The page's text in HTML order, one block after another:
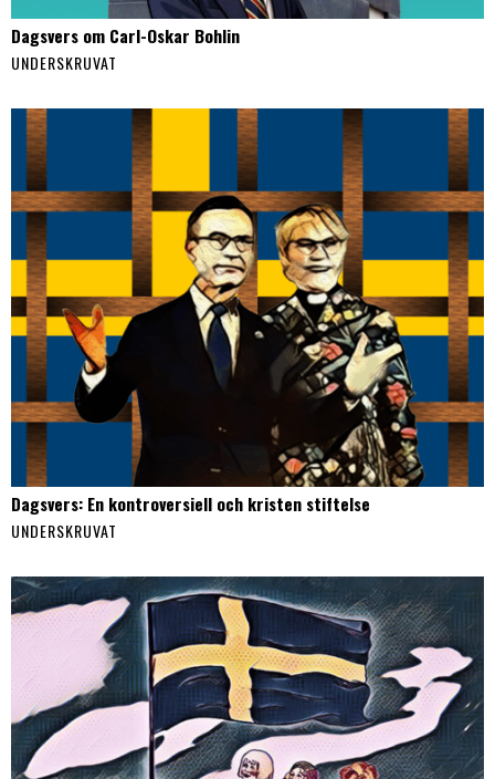
Dagsvers om Carl-Oskar Bohlin
UNDERSKRUVAT
Dagsvers: En kontroversiell och kristen stiftelse
UNDERSKRUVAT